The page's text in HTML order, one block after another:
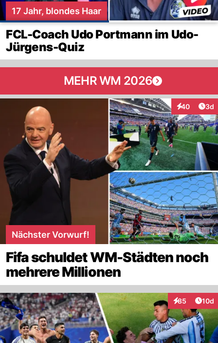
17 Jahr, blondes Haar
FCL-Coach Udo Portmann im Udo-
Jürgens-Quiz
MEHR WM 2026
40
Interaktionen
3d
Nächster Vorwurf!
Fifa schuldet WM-Städten noch
mehrere Millionen
85
Interaktionen
10d